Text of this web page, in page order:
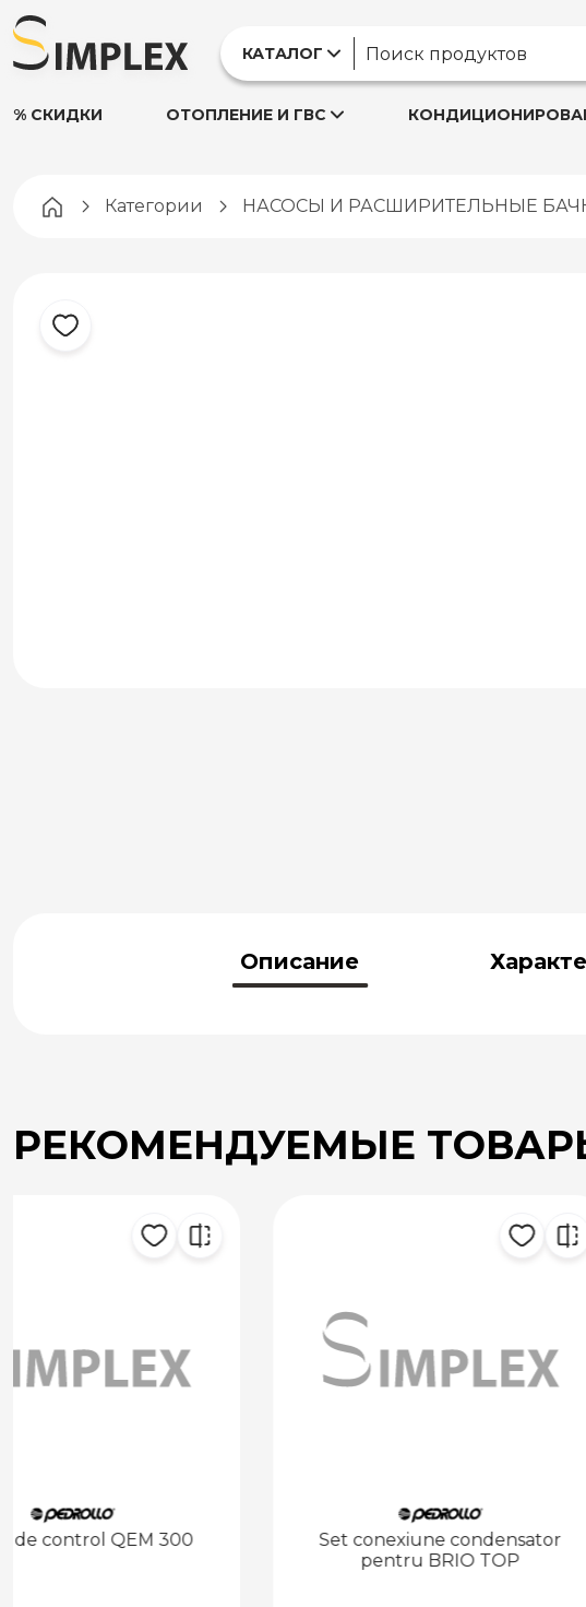
КАТАЛОГ
% СКИДКИ ОТОПЛЕНИЕ И ГВС
Pagina principală
Категории НАСОСЫ И РАСШИРИТЕЛЬНЫЕ
Описание
РЕКОМЕНДУЕМЫЕ
Set conexiune condensator
Conector 1 cu
pentru pompa